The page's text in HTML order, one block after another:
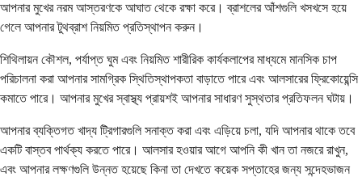
আপনার মুখের নরম আস্তরণকে আঘাত থেকে রক্ষা করে। ব্রাশলের আঁশগুলি খসখসে হয়ে
গেলে আপনার টুথব্রাশ নিয়মিত প্রতিস্থাপন করুন।
শিথিলায়ন কৌশল, পর্যাপ্ত ঘুম এবং নিয়মিত শারীরিক কার্যকলাপের মাধ্যমে মানসিক চাপ
পরিচালনা করা আপনার সামগ্রিক স্থিতিস্থাপকতা বাড়াতে পারে এবং আলসারের ফ্রিকোয়েন্সি
কমাতে পারে। আপনার মুখের স্বাস্থ্য প্রায়শই আপনার সাধারণ সুস্থতার প্রতিফলন ঘটায়।
আপনার ব্যক্তিগত খাদ্য ট্রিগারগুলি সনাক্ত করা এবং এড়িয়ে চলা, যদি আপনার থাকে তবে
একটি বাস্তব পার্থক্য করতে পারে। আলসার হওয়ার আগে আপনি কী খান তা নজরে রাখুন,
এবং আপনার লক্ষণগুলি উন্নত হয়েছে কিনা তা দেখতে কয়েক সপ্তাহের জন্য সন্দেহভাজন